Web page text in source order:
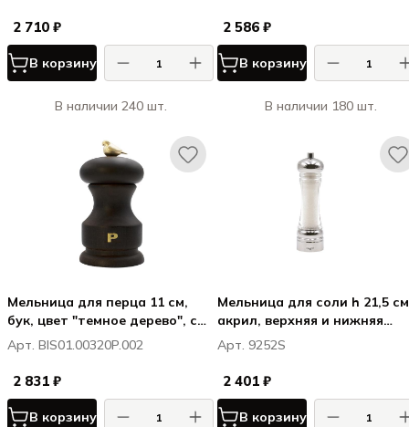
2 710 ₽
В корзину
В наличии 240 шт.
2 586 ₽
В корзину
В наличии 180 шт.
Мельница для перца 11 см,
бук, цвет "темное дерево", с
птичкой БЁРД / BIRD
Арт. BIS01.00320P.002
2 831 ₽
В корзину
Мельница для соли h 21,5
акрил, верхняя и нижняя
части хромированные,
прозрачная, ТАОРМИНА /
TAORMINA
Арт. 9252S
2 401 ₽
В корзину